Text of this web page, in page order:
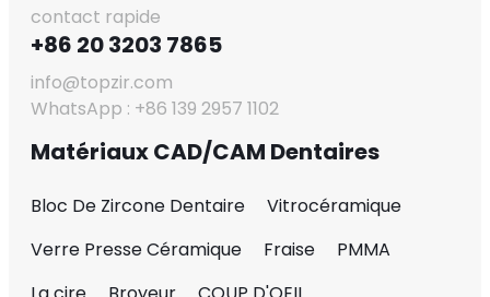
contact rapide
+86 20 3203 7865
info@topzir.com
WhatsApp : +86 139 2957 1102
Matériaux CAD/CAM Dentaires
Bloc De Zircone Dentaire
Vitrocéramique
Verre Presse Céramique
Fraise
PMMA